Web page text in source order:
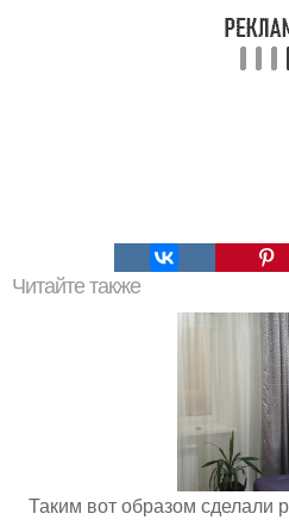
Читайте также
Таким вот образом сделали